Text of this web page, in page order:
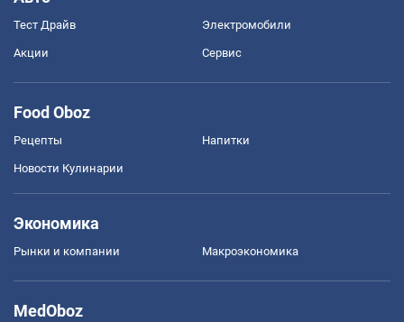
Тест Драйв Электромобили
Акции Сервис
Food Oboz
Рецепты Напитки
Новости Кулинарии
Экономика
Рынки и компании Mакроэкономика
MedOboz